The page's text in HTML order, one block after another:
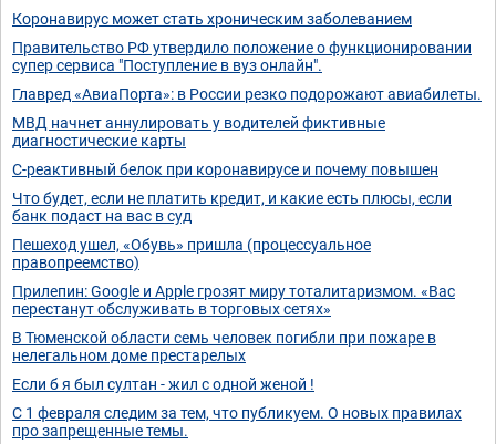
Коронавирус может стать хроническим заболеванием
Правительство РФ утвердило положение о функционировании
супер сервиса "Поступление в вуз онлайн".
Главред «АвиаПорта»: в России резко подорожают авиабилеты.
МВД начнет аннулировать у водителей фиктивные
диагностические карты
С-реактивный белок при коронавирусе и почему повышен
Что будет, если не платить кредит, и какие есть плюсы, если
банк подаст на вас в суд
Пешеход ушел, «Обувь» пришла (процессуальное
правопреемство)
Прилепин: Google и Apple грозят миру тоталитаризмом. «Вас
перестанут обслуживать в торговых сетях»
В Тюменской области семь человек погибли при пожаре в
нелегальном доме престарелых
Если б я был султан - жил с одной женой !
С 1 февраля следим за тем, что публикуем. О новых правилах
про запрещенные темы.